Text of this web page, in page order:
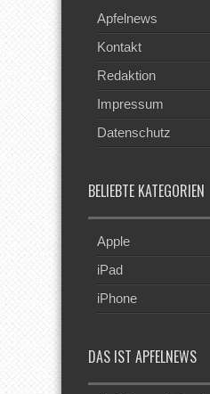
Apfelnews
Kontakt
Redaktion
Impressum
Datenschutz
BELIEBTE KATEGORIEN
Apple
iPad
iPhone
DAS IST APFELNEWS